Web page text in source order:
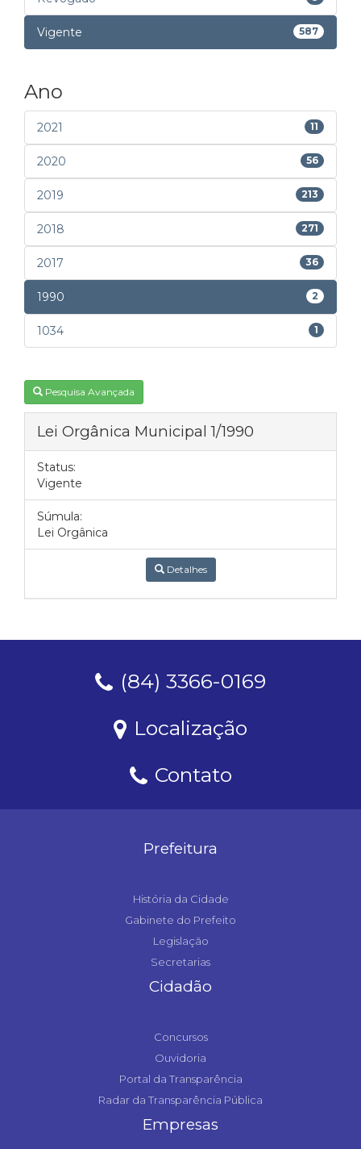
Vigente 587
Ano
2021 11
2020 56
2019 213
2018 271
2017 36
1990 2
1034 1
Pesquisa Avançada
Lei Orgânica Municipal 1/1990
Status:
Vigente
Súmula:
Lei Orgânica
Detalhes
(84) 3366-0169
Localização
Contato
Prefeitura
História da Cidade
Gabinete do Prefeito
Legislação
Secretarias
Cidadão
Concursos
Ouvidoria
Portal da Transparência
Radar da Transparência Pública
Empresas